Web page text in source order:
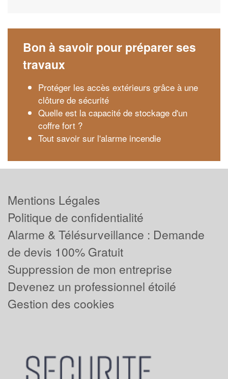
Bon à savoir pour préparer ses
travaux
Protéger les accès extérieurs grâce à une
clôture de sécurité
Quelle est la capacité de stockage d'un
coffre fort ?
Tout savoir sur l'alarme incendie
Mentions Légales
Politique de confidentialité
Alarme & Télésurveillance : Demande
de devis 100% Gratuit
Suppression de mon entreprise
Devenez un professionnel étoilé
Gestion des cookies